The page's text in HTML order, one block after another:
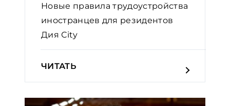
Новые правила трудоустройства
иностранцев для резидентов
Дия Сity
ЧИТАТЬ